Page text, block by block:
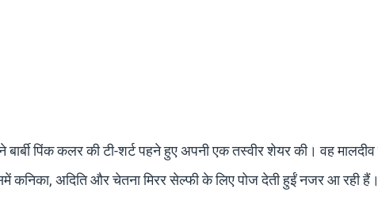
पिंक कलर की टी-शर्ट पहने हुए अपनी एक तस्वीर शेयर की। वह
कनिका, अदिति और चेतना मिरर सेल्फी के लिए पोज देती हुईं नजर आ रही